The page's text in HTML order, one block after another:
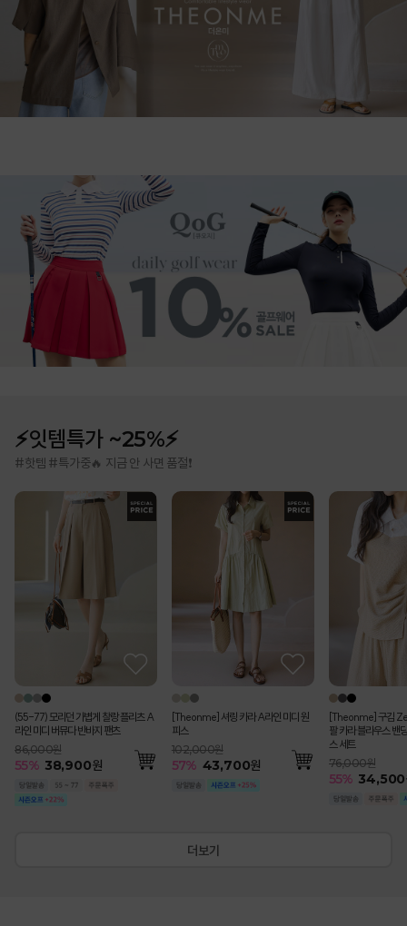
⚡잇템특가 ~25%⚡
#핫템 #특가중🔥 지금 안 사면 품절❗
(55-77) 모리던 가볍게 찰랑 플리츠 A
라인 미디 버뮤다 반바지 팬츠
86,000원
55% 38,900원
[Theonme] 셔링 카라 A라인 미디 원
피스
102,000원
57% 43,700원
[Theonme] 구김
팔 카라 블라우스 밴
스 세트
76,000원
55% 34,500
더보기